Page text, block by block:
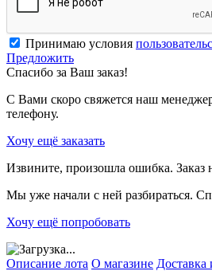
Принимаю условия
Предложить
Спасибо за Ваш заказ!
С Вами скоро свяжется наш
телефону.
Хочу ещё заказать
Извините, произошла ошибка. Заказ
Мы уже начали с ней разбираться.
Хочу ещё попробовать
Описание лота О магазине Доставка